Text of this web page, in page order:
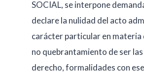
SOCIAL, se interpone
declare la nulidad del acto
carácter particular en materia
no quebrantamiento de ser
derecho, formalidades con